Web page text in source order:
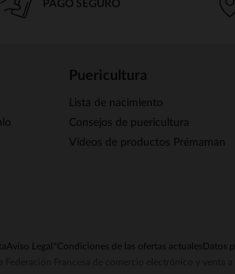
PAGO SEGURO
Puericultura
Lista de nacimiento
Consejos de puericultura
Vídeos de productos Prémaman
Aviso Legal *Condiciones de las ofertas actuales Datos